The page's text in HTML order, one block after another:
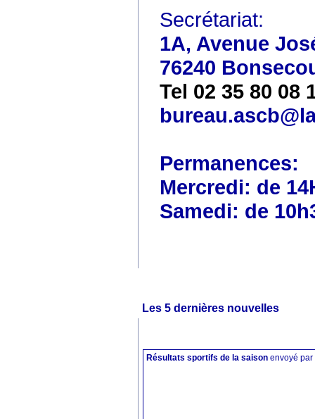
Secrétariat:
1A, Avenue
76240
Tel 02 35 80 08
Permanences:
Mercredi: de
Samedi: de
Les 5 dernières nouvelles
Résultats sportifs de la saison envoyé par